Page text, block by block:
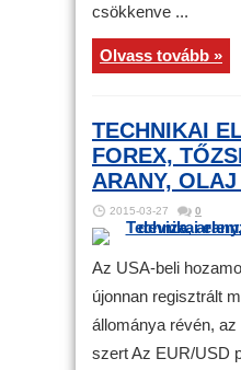
csökkenve ...
Olvass tovább »
TECHNIKAI
FOREX,
ARANY,
2015-03-27 0
Az USA-beli
újonnan regisztrált
állománya révén,
szert Az EUR/USD